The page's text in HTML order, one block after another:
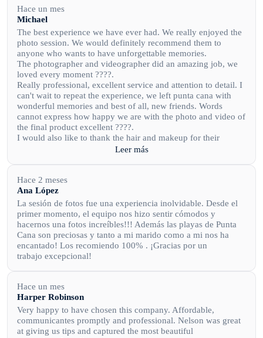
Hace un mes
Michael
The best experience we have ever had. We really enjoyed the
photo session. We would definitely recommend them to
anyone who wants to have unforgettable memories.
The photographer and videographer did an amazing job, we
loved every moment ????.
Really professional, excellent service and attention to detail. I
can't wait to repeat the experience, we left punta cana with
wonderful memories and best of all, new friends. Words
cannot express how happy we are with the photo and video of
the final product excellent ????.
I would also like to thank the hair and makeup for their
professionalism. I enjoyed the whole experience very much.
nice and hospitable people.
Leer más
Hace 2 meses
Ana López
La sesión de fotos fue una experiencia inolvidable. Desde el
primer momento, el equipo nos hizo sentir cómodos y
hacernos una fotos increíbles!!! Además las playas de Punta
Cana son preciosas y tanto a mi marido como a mi nos ha
encantado! Los recomiendo 100% . ¡Gracias por un
trabajo excepcional!
Hace un mes
Harper Robinson
Very happy to have chosen this company. Affordable,
communicantes promptly and professional. Nelson was great
at giving us tips and captured the most beautiful